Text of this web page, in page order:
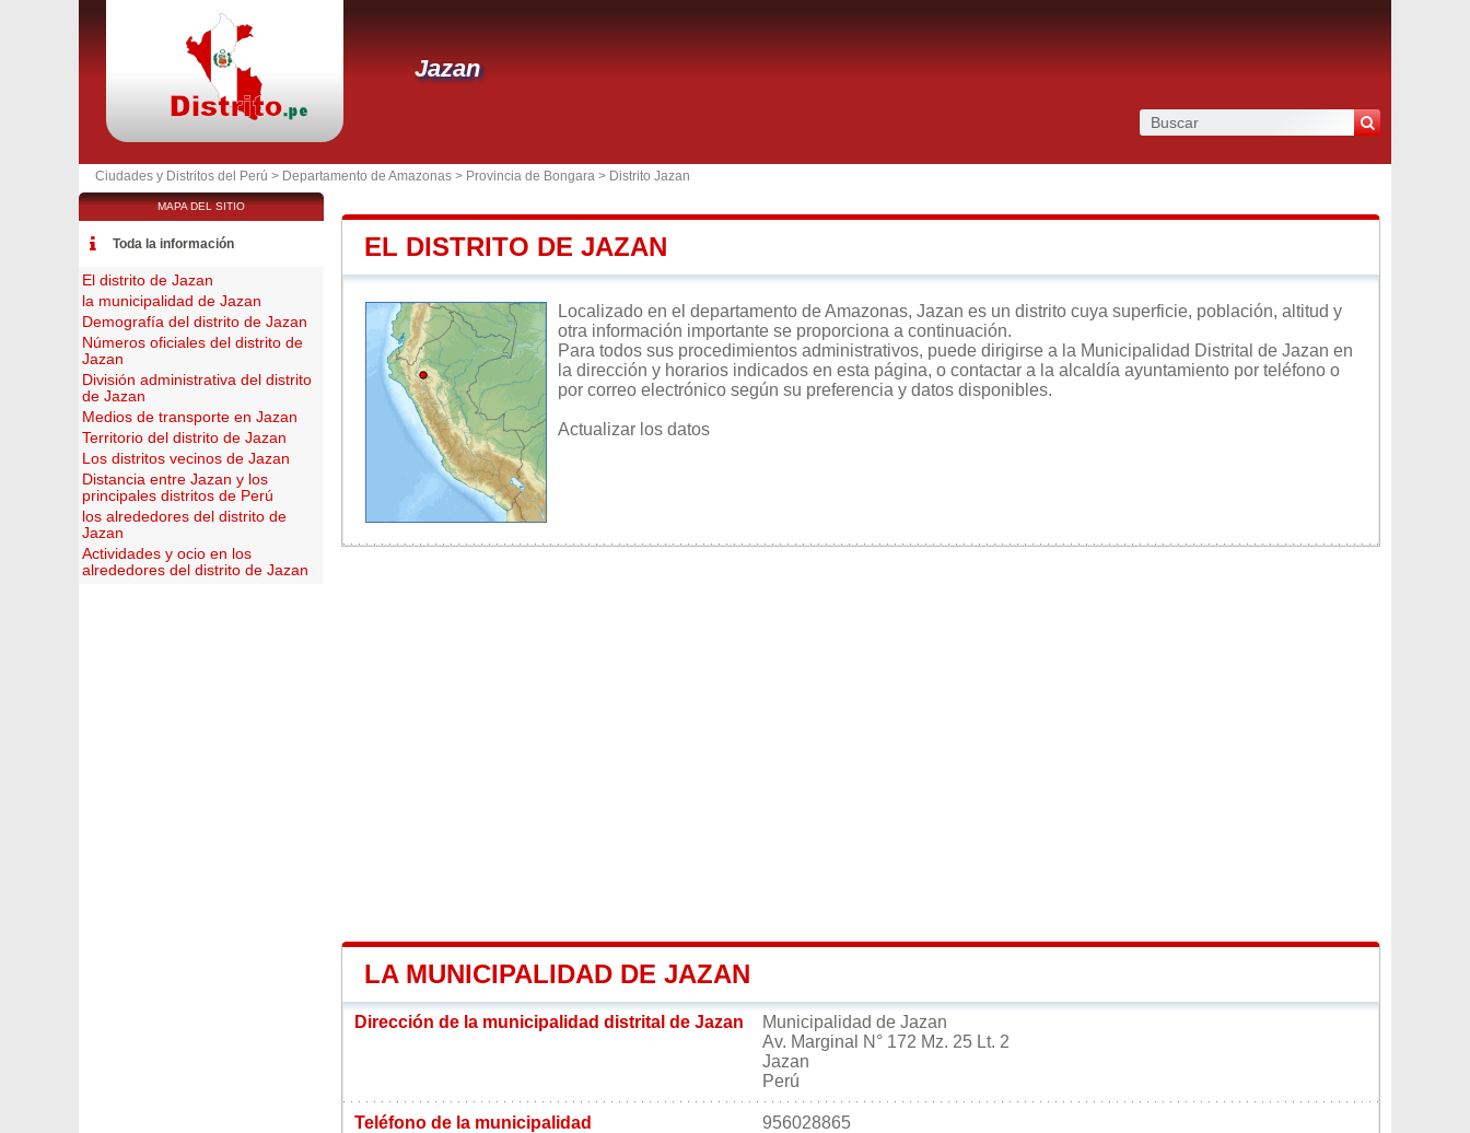
Jazan
Ciudades y Distritos del Perú > Departamento de Amazonas > Provincia de Bongara > Distrito Jazan
EL DISTRITO DE JAZAN
Localizado en el departamento de Amazonas, Jazan es un distrito cuya superficie, población, altitud y
otra información importante se proporciona a continuación.
Para todos sus procedimientos administrativos, puede dirigirse a la Municipalidad Distrital de Jazan en
la dirección y horarios indicados en esta página, o contactar a la alcaldía ayuntamiento por teléfono o
por correo electrónico según su preferencia y datos disponibles.
Actualizar los datos
LA MUNICIPALIDAD DE JAZAN
Dirección de la municipalidad distrital de Jazan
Municipalidad de Jazan
Av. Marginal N° 172 Mz. 25 Lt. 2
Jazan
Perú
Teléfono de la municipalidad 956028865
MAPA DEL SITIO
Toda la información
El distrito de Jazan
la municipalidad de Jazan
Demografía del distrito de Jazan
Números oficiales del distrito de
Jazan
División administrativa del distrito
de Jazan
Medios de transporte en Jazan
Territorio del distrito de Jazan
Los distritos vecinos de Jazan
Distancia entre Jazan y los
principales distritos de Perú
los alrededores del distrito de
Jazan
Actividades y ocio en los
alrededores del distrito de Jazan